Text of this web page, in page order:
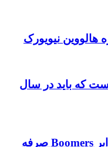
است که باید در سال
چرا Millennials ها باید دو برابر Boomers صرفه